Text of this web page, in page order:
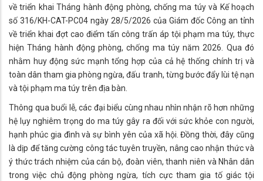
về triển khai Tháng hành động phòng, chống ma túy và Kế hoạch
số 316/KH-CAT-PC04 ngày 28/5/2026 của Giám đốc Công an tỉnh
về triển khai đợt cao điểm tấn công trấn áp tội phạm ma túy, thực
hiện Tháng hành động phòng, chống ma túy năm 2026. Qua đó
nhằm huy động sức mạnh tổng hợp của cả hệ thống chính trị và
toàn dân tham gia phòng ngừa, đấu tranh, từng bước đẩy lùi tệ nạn
và tội phạm ma túy trên địa bàn.
Thông qua buổi lễ, các đại biểu cùng nhau nhìn nhận rõ hơn những
hệ lụy nghiêm trọng do ma túy gây ra đối với sức khỏe con người,
hạnh phúc gia đình và sự bình yên của xã hội. Đồng thời, đây cũng
là dịp để tăng cường công tác tuyên truyền, nâng cao nhận thức và
ý thức trách nhiệm của cán bộ, đoàn viên, thanh niên và Nhân dân
trong việc chủ động phòng ngừa, tích cực tham gia tố giác tội